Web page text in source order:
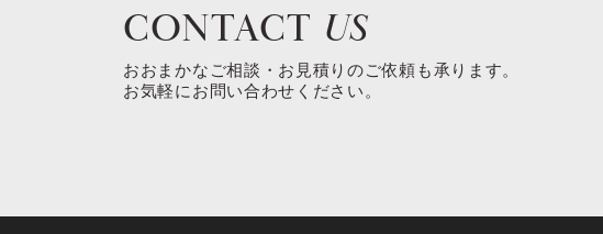
CONTACT US
おおまかなご相談・お見積りのご依頼も承ります。
お気軽にお問い合わせください。